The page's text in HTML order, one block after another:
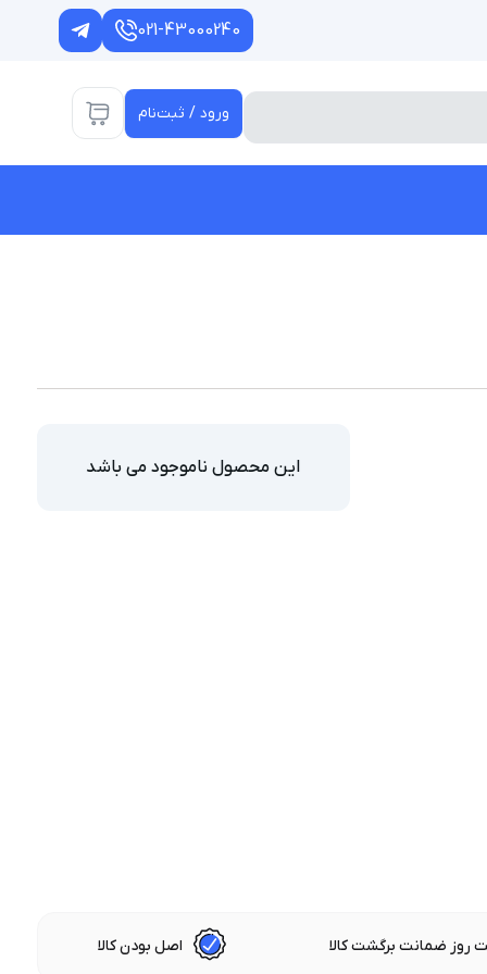
021-43000240
ورود / ثبت‌نام
این محصول ناموجود می باشد
روز ضمانت برگشت کالا اصل بودن کالا